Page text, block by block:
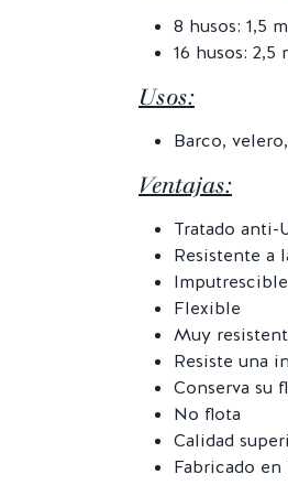
8 husos: 1,5
16 husos: 2,5
Usos:
Barco,
Ventajas:
Tratado anti-
Resistente a
Imputrescible
Flexible
Muy
Resiste una
Conserva su
No flota
Calidad
Fabricado en